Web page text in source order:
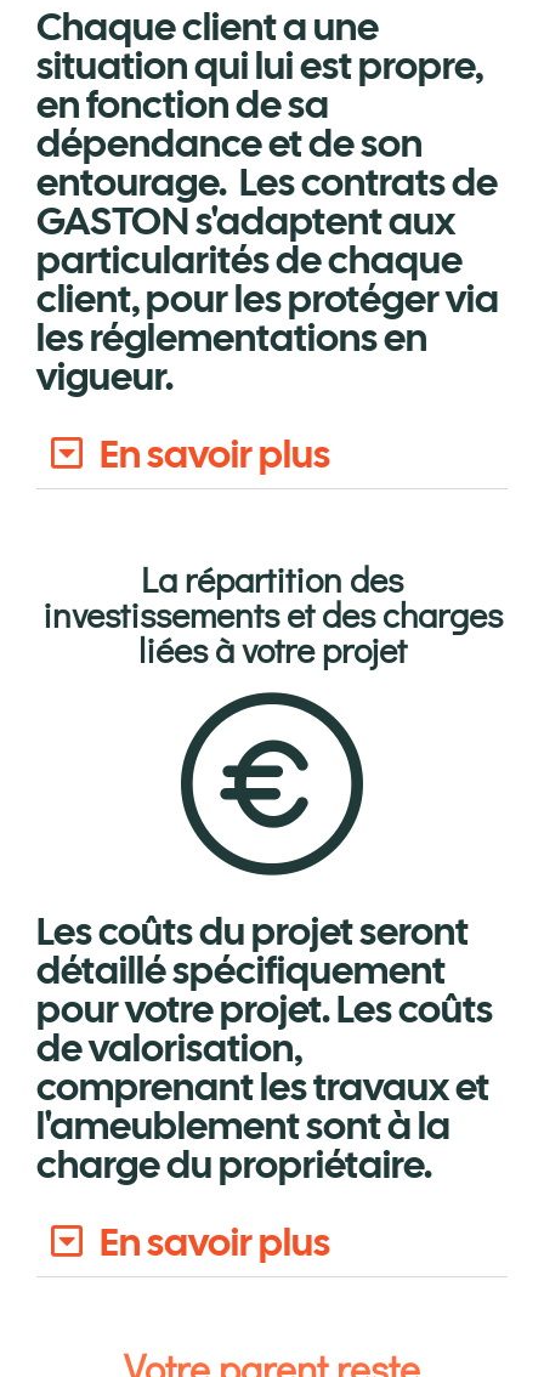
Chaque client a une
situation qui lui est propre,
en fonction de sa
dépendance et de son
entourage. Les contrats de
GASTON s'adaptent aux
particularités de chaque
client, pour les protéger via
les réglementations en
vigueur.
En savoir plus
La répartition des
investissements et des charges
liées à votre projet
Les coûts du projet seront
détaillé spécifiquement
pour votre projet. Les coûts
de valorisation,
comprenant les travaux et
l'ameublement sont à la
charge du propriétaire.
En savoir plus